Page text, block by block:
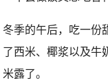
冬季的午后，吃一份
了西米、椰浆以及牛
米露了。